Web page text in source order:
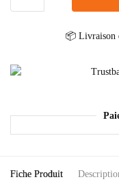
📦 Livraison
Fiche Produit